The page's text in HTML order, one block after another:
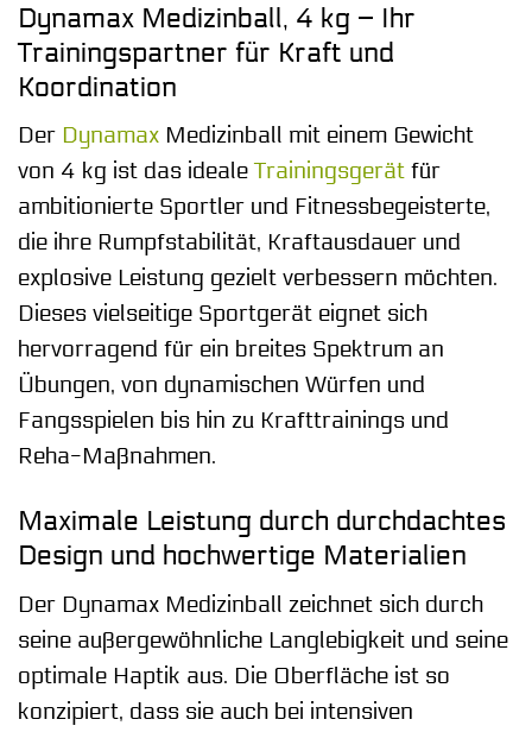
Dynamax Medizinball, 4 kg – Ihr
Trainingspartner für Kraft und
Koordination
Der Dynamax Medizinball mit einem Gewicht
von 4 kg ist das idealeTrainingsgerät für
ambitionierte Sportler und Fitnessbegeisterte,
die ihre Rumpfstabilität, Kraftausdauer und
explosive Leistung gezielt verbessern möchten.
Dieses vielseitige Sportgerät eignet sich
hervorragend für ein breites Spektrum an
Übungen, von dynamischen Würfen und
Fangsspielen bis hin zu Krafttrainings und
Reha-Maßnahmen.
Maximale Leistung durch durchdachtes
Design und hochwertige Materialien
Der Dynamax Medizinball zeichnet sich durch
seine außergewöhnliche Langlebigkeit und seine
optimale Haptik aus. Die Oberfläche ist so
konzipiert, dass sie auch bei intensiven